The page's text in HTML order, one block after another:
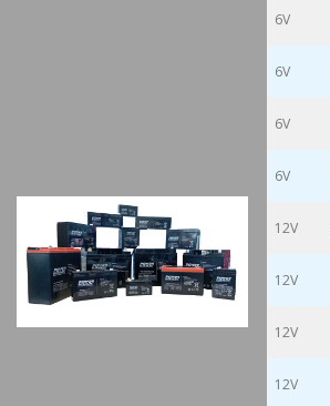
6V
6V
6V
6V
12V
12V
12V
12V